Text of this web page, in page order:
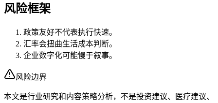
风险框架
政策友好不代表执行快速。
汇率会扭曲生活成本判断。
企业数字化可能慢于叙事。
风险边界
本文是行业研究和内容策略分析，不是投资建议、医疗建议、